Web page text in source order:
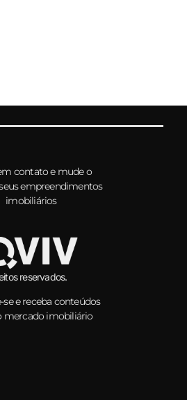
contato e mude o
empreendimentos
imobiliários
reservados.
se e receba conteúdos
mercado imobiliário